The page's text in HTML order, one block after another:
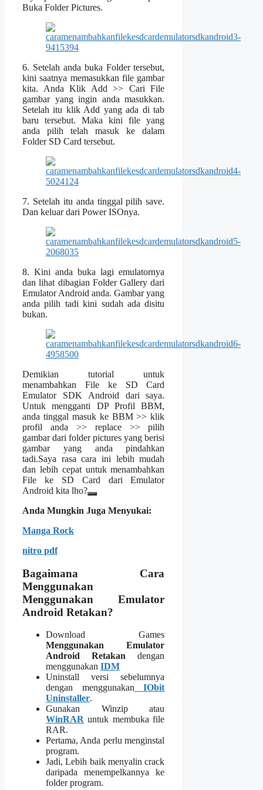
Buka Folder Pictures.
6. Setelah anda buka Folder tersebut,
kini saatnya memasukkan file gambar
kita. Anda Klik Add >> Cari File
gambar yang ingin anda masukkan.
Setelah itu klik Add yang ada di tab
baru tersebut. Maka kini file yang
anda pilih telah masuk ke dalam
Folder SD Card tersebut.
7. Setelah itu anda tinggal pilih save.
Dan keluar dari Power ISOnya.
8. Kini anda buka lagi emulatornya
dan lihat dibagian Folder Gallery dari
Emulator Android anda. Gambar yang
anda pilih tadi kini sudah ada disitu
bukan.
Demikian tutorial untuk
menambahkan File ke SD Card
Emulator SDK Android dari saya.
Untuk mengganti DP Profil BBM,
anda tinggal masuk ke BBM >> klik
profil anda >> replace >> pilih
gambar dari folder pictures yang berisi
gambar yang anda pindahkan
tadi.Saya rasa cara ini lebih mudah
dan lebih cepat untuk menambahkan
File ke SD Card dari Emulator
Android kita lho?
Anda Mungkin Juga Menyukai:
Manga Rock
nitro pdf
Bagaimana Cara
Menggunakan
Menggunakan Emulator
Android Retakan?
Download Games
Menggunakan Emulator
Android Retakan dengan
menggunakan IDM
Uninstall versi sebelumnya
dengan menggunakanIObit
Uninstaller.
Gunakan Winzip atau
WinRAR untuk membuka file
RAR.
Pertama, Anda perlu menginstal
program.
Jadi, Lebih baik menyalin crack
daripada menempelkannya ke
folder program.